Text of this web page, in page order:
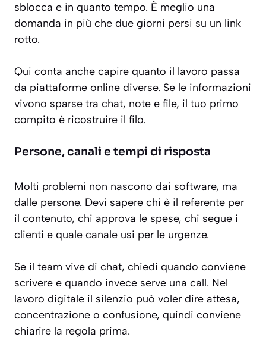
sblocca e in quanto tempo. È meglio una
domanda in più che due giorni persi su un link
rotto.
Qui conta anche capire quanto il lavoro passa
da piattaforme online diverse. Se le informazioni
vivono sparse tra chat, note e file, il tuo primo
compito è ricostruire il filo.
Persone, canali e tempi di risposta
Molti problemi non nascono dai software, ma
dalle persone. Devi sapere chi è il referente per
il contenuto, chi approva le spese, chi segue i
clienti e quale canale usi per le urgenze.
Se il team vive di chat, chiedi quando conviene
scrivere e quando invece serve una call. Nel
lavoro digitale il silenzio può voler dire attesa,
concentrazione o confusione, quindi conviene
chiarire la regola prima.